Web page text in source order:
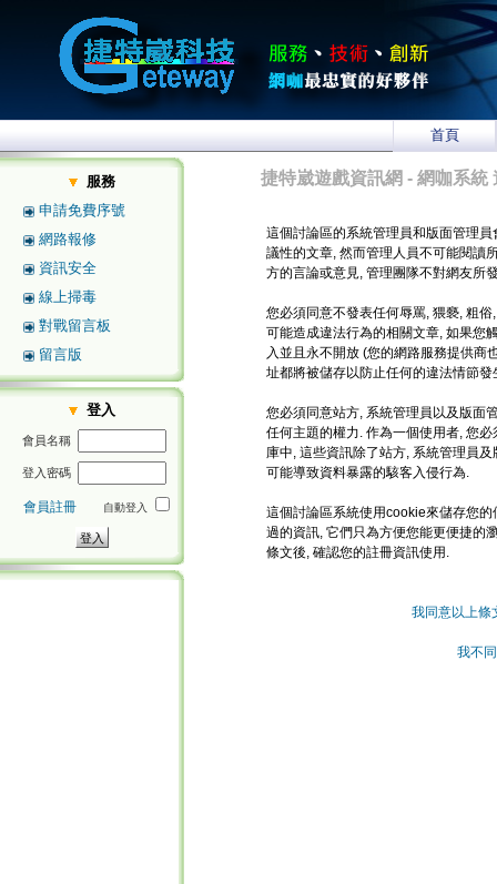
首頁
服務
申請免費序號
網路報修
資訊安全
線上掃毒
對戰留言板
留言版
登入
會員名稱
登入密碼
會員註冊 自動登入
捷特崴遊戲資訊網 - 網咖系統
這個討論區的系統管理員和版面管理
議性的文章, 然而管理人員不可能閱讀
方的言論或意見, 管理團隊不對網友所
您必須同意不發表任何辱罵, 猥褻, 粗
可能造成違法行為的相關文章, 如果您
入並且永不開放 (您的網路服務提供商
址都將被儲存以防止任何的違法情節發
您必須同意站方, 系統管理員以及版面
任何主題的權力. 作為一個使用者, 您
庫中, 這些資訊除了站方, 系統管理員
可能導致資料暴露的駭客入侵行為.
這個討論區系統使用cookie來儲存您
過的資訊, 它們只為方便您能更便捷的
條文後, 確認您的註冊資訊使用.
我同意以上條
我不